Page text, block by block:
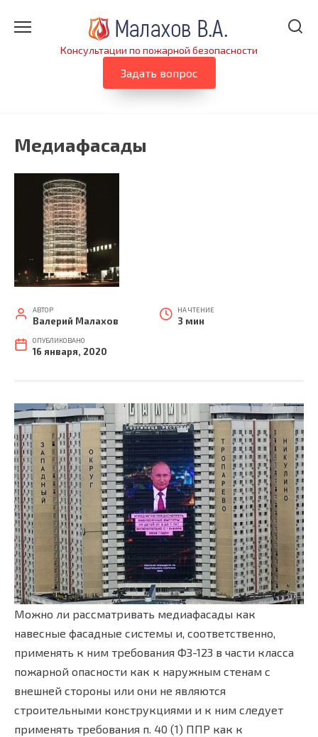
Консультации по пожарной безопасности
Задать вопрос
Медиафасады
АВТОР
Валерий Малахов
НА ЧТЕНИЕ
3 мин
ОПУБЛИКОВАНО
16 января, 2020
Можно ли рассматривать медиафасады как
навесные фасадные системы и, соответственно,
применять к ним требования ФЗ-123 в части класса
пожарной опасности как к наружным стенам с
внешней стороны или они не являются
строительными конструкциями и к ним следует
применять требования п. 40 (1) ППР как к